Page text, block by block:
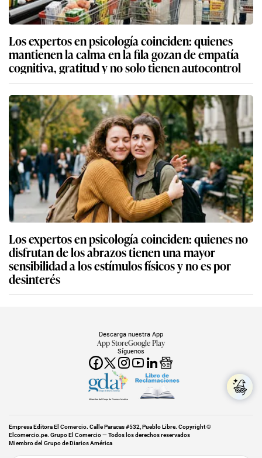
Los expertos en psicología coinciden: quienes
mantienen la calma en la fila gozan de empatía
cognitiva, gratitud y no solo tienen autocontrol
Los expertos en psicología coinciden: quienes no
disfrutan de los abrazos tienen una mayor
sensibilidad a los estímulos físicos y no es por
desinterés
Síguenos
Descarga nuestra App
App StoreGoogle Play
Miembro del Grupo de Diarios América
Empresa Editora El Comercio. Calle Paracas #532, Pueblo Libre. Copyright ©
Elcomercio.pe. Grupo El Comercio — Todos los derechos reservados
Miembro del Grupo de Diarios América